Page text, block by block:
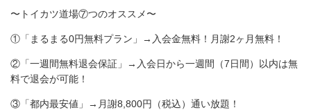
〜トイカツ道場⑦つのオススメ〜
①「まるまる0円無料プラン」→入会金無料！月謝2ヶ月無料！
②「一週間無料退会保証」→入会日から一週間（7日間）以内は無
料で退会が可能！
③「都内最安値」→月謝8,800円（税込）通い放題！